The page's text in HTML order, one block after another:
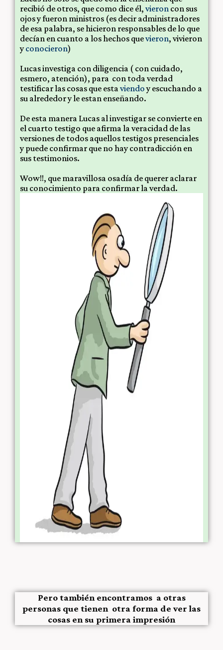
recibió de otros, que como dice él, vieron con sus
ojos y fueron ministros (es decir administradores
de esa palabra, se hicieron responsables de lo que
decían en cuanto a los hechos quevieron, vivieron
yconocieron)
Lucas investiga con diligencia ( con cuidado,
esmero, atención), para con toda verdad
testificar las cosas que esta viendoy escuchando a
su alrededor y le estan enseñando.
De esta manera Lucas al investigar se convierte en
el cuarto testigo que afirma la veracidad de las
versiones de todos aquellos testigos presenciales
y puede confirmar que no hay contradicción en
sus testimonios.
Wow!!, que maravillosa osadía de querer aclarar
su conocimiento para confirmar la verdad.
Pero también encontramos a otras
personas que tienen otra forma de ver las
cosas en su primera impresión